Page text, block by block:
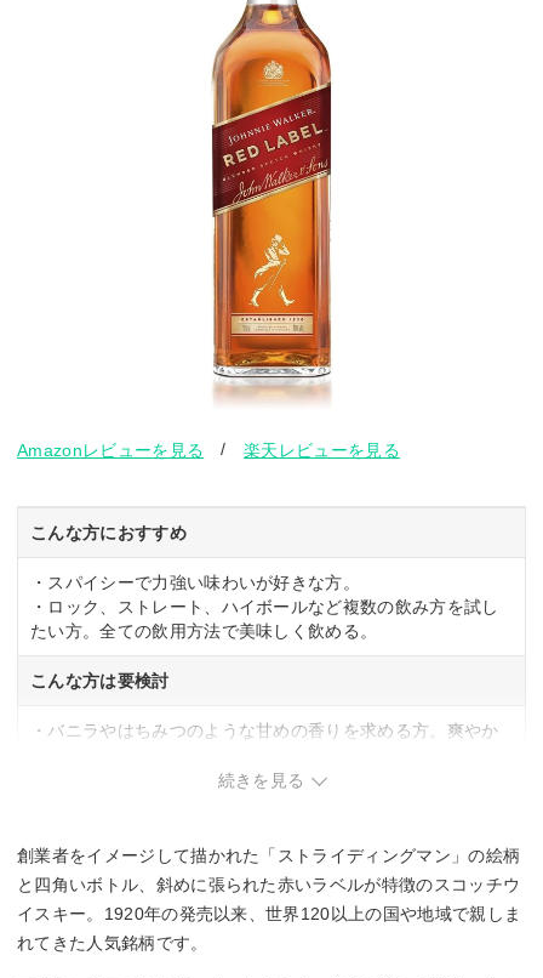
Amazonレビューを見る /楽天レビューを見る
こんな方におすすめ
・スパイシーで力強い味わいが好きな方。
・ロック、ストレート、ハイボールなど複数の飲み方を試し
たい方。全ての飲用方法で美味しく飲める。
こんな方は要検討
・バニラやはちみつのような甘めの香りを求める方。爽やか
続きを見る
創業者をイメージして描かれた「ストライディングマン」の絵柄
と四角いボトル、斜めに張られた赤いラベルが特徴のスコッチウ
イスキー。1920年の発売以来、世界120以上の国や地域で親しま
れてきた人気銘柄です。